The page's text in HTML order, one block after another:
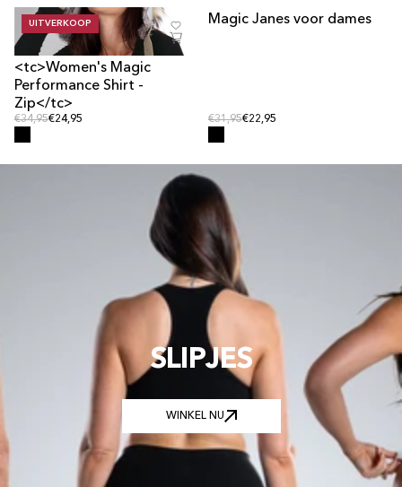
UITVERKOOP
' data-image-
id="40684617466121">' data-
image-id="40684617531657">
<tc>Women's Magic
Performance Shirt -
Zip</tc>
Normale prijs
€34,95Normale prijs
€24,95
UITVERKOOP
Magic Janes voor dames
Normale prijs
€31,95Normale prijs
€22,95
SLIPJES
WINKEL NU